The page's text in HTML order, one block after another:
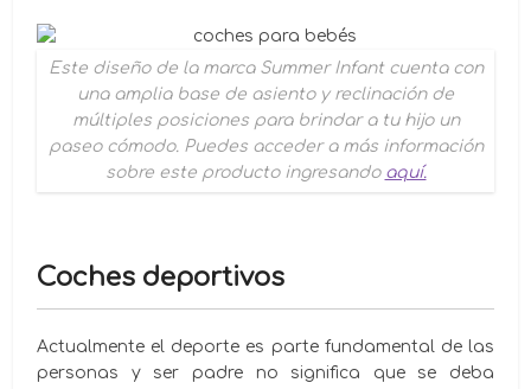
Este diseño de la marca Summer Infantcuenta con
una amplia base de asiento y reclinación de
múltiples posiciones para brindar a tu hijo un
paseo cómodo. Puedes acceder a más información
sobre este producto ingresando aquí.
Coches deportivos
Actualmente el deporte es parte fundamental de las
personas y ser padre no significa que se deba